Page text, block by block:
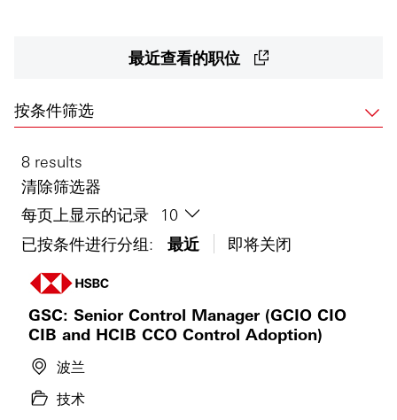
最近查看的职位
按条件筛选
8 results
清除筛选器
每页上显示的记录
已按条件进行分组:
最近 即将关闭
GSC: Senior Control Manager (GCIO CIO
CIB and HCIB CCO Control Adoption)
波兰
技术